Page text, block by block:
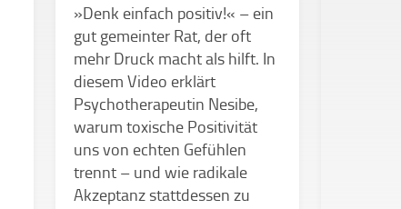
»Denk einfach positiv!« – ein
gut gemeinter Rat, der oft
mehr Druck macht als hilft. In
diesem Video erklärt
Psychotherapeutin Nesibe,
warum toxische Positivität
uns von echten Gefühlen
trennt – und wie radikale
Akzeptanz stattdessen zu